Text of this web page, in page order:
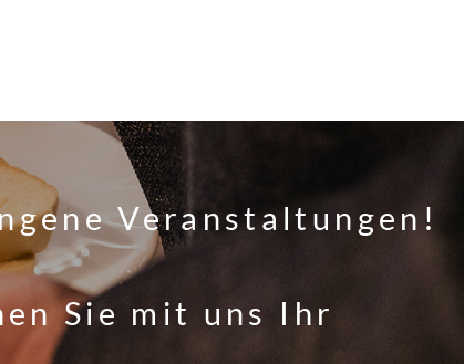
Veranstaltungen!
Sie mit uns Ihr